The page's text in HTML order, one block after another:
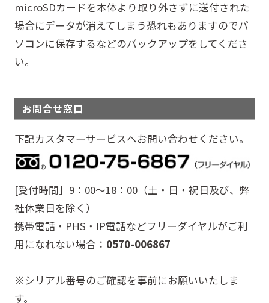
microSDカードを本体より取り外さずに送付された
場合にデータが消えてしまう恐れもありますのでパ
ソコンに保存するなどのバックアップをしてくださ
い。
お問合せ窓口
下記カスタマーサービスへお問い合わせください。
[受付時間］9：00～18：00（土・日・祝日及び、弊
社休業日を除く）
携帯電話・PHS・IP電話などフリーダイヤルがご利
用になれない場合： 0570-006867
※シリアル番号のご確認を事前にお願いいたしま
す。